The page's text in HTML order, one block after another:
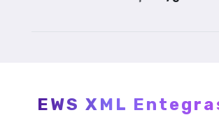
EWS XML